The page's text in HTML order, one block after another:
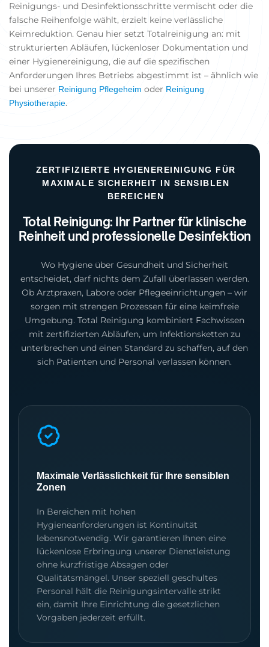
Reinigungs- und Desinfektionsschritte vermischt oder die
falsche Reihenfolge wählt, erzielt keine verlässliche
Keimreduktion. Genau hier setzt Totalreinigung an: mit
strukturierten Abläufen, lückenloser Dokumentation und
einer Hygienereinigung, die auf die spezifischen
Anforderungen Ihres Betriebs abgestimmt ist – ähnlich wie
bei unserer Reinigung Pflegeheim oder Reinigung
Physiotherapie.
ZERTIFIZIERTE HYGIENEREINIGUNG FÜR
MAXIMALE SICHERHEIT IN SENSIBLEN
BEREICHEN
Total Reinigung: Ihr Partner für klinische
Reinheit und professionelle Desinfektion
Wo Hygiene über Gesundheit und Sicherheit
entscheidet, darf nichts dem Zufall überlassen werden.
Ob Arztpraxen, Labore oder Pflegeeinrichtungen – wir
sorgen mit strengen Prozessen für eine keimfreie
Umgebung. Total Reinigung kombiniert Fachwissen
mit zertifizierten Abläufen, um Infektionsketten zu
unterbrechen und einen Standard zu schaffen, auf den
sich Patienten und Personal verlassen können.
Maximale Verlässlichkeit für Ihre sensiblen
Zonen
In Bereichen mit hohen
Hygieneanforderungen ist Kontinuität
lebensnotwendig. Wir garantieren Ihnen eine
lückenlose Erbringung unserer Dienstleistung
ohne kurzfristige Absagen oder
Qualitätsmängel. Unser speziell geschultes
Personal hält die Reinigungsintervalle strikt
ein, damit Ihre Einrichtung die gesetzlichen
Vorgaben jederzeit erfüllt.